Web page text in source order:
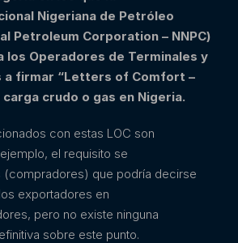
Nigeriana de Petróleo
Petroleum Corporation– NNPC)
los Operadores de Terminales y
a firmar “Letters of Comfort –
carga crudo o gas en Nigeria.
con estas LOC son
el requisito se
(compradores) que podría decirse
exportadores en
pero no existe ninguna
sobre este punto.